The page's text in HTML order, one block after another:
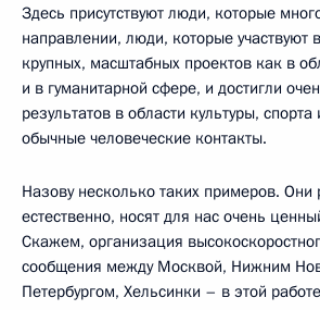
Здесь присутствуют люди, которые
направлении, люди, которые участвуют
крупных, масштабных проектов как в
и в гуманитарной сфере, и достигли
результатов в области культуры,
обычные человеческие контакты.
Назову несколько таких примеров. Они
естественно, носят для нас очень
Скажем, организация
сообщения между Москвой, Нижним
Петербургом, Хельсинки – в этой